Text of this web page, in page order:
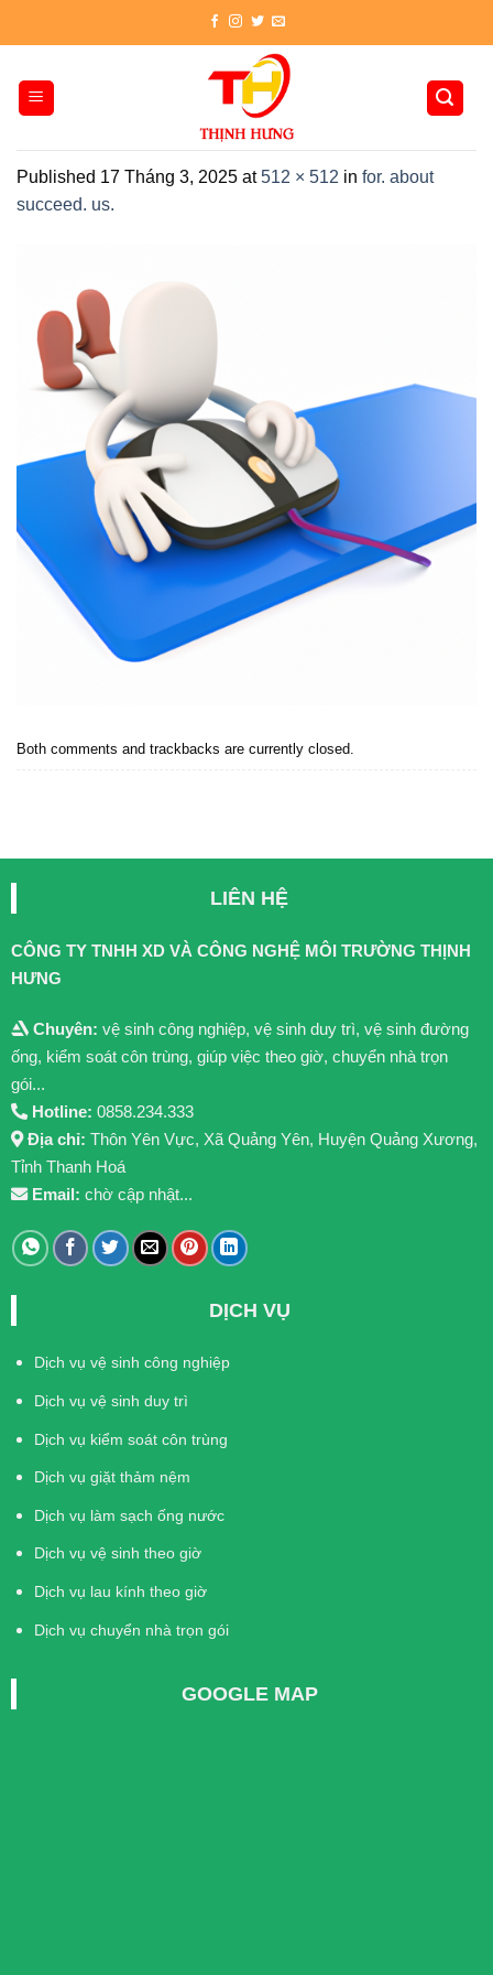
Published 17 Tháng 3, 2025 at512 × 512 in for. about
succeed. us.
Both comments and trackbacks are currently closed.
LIÊN HỆ
CÔNG TY TNHH XD VÀ CÔNG NGHỆ MÔI TRƯỜNG THỊNH
HƯNG
Chuyên: vệ sinh công nghiệp, vệ sinh duy trì, vệ sinh đường
ống, kiểm soát côn trùng, giúp việc theo giờ, chuyển nhà trọn
gói...
Hotline: 0858.234.333
Địa chỉ: Thôn Yên Vực, Xã Quảng Yên, Huyện Quảng Xương,
Tỉnh Thanh Hoá
Email: chờ cập nhật...
DỊCH VỤ
Dịch vụ vệ sinh công nghiệp
Dịch vụ vệ sinh duy trì
Dịch vụ kiểm soát côn trùng
Dịch vụ giặt thảm nệm
Dịch vụ làm sạch ống nước
Dịch vụ vệ sinh theo giờ
Dịch vụ lau kính theo giờ
Dịch vụ chuyển nhà trọn gói
GOOGLE MAP